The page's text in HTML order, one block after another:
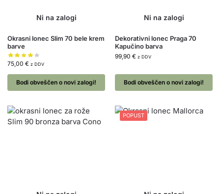
Okrasni lonec Slim 70 bele krem
barve
75,00 € z DDV
Bodi obveščen o novi zalogi!
Dekorativni lonec Praga 70
Kapučino barva
99,90 € z DDV
Bodi obveščen o novi zalogi!
POPUST